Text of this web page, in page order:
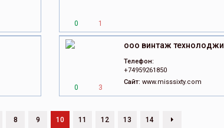
0 1
0 3
ооо винтаж технолоджи
Телефон:
+74959261850
Сайт: www.misssixty.com
8 9 10 11 12 13 14